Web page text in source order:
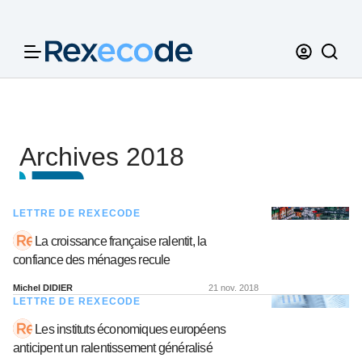
Archives 2018
LETTRE DE REXECODE
La croissance française ralentit, la
confiance des ménages recule
Michel DIDIER 21 nov. 2018
LETTRE DE REXECODE
Les instituts économiques européens
anticipent un ralentissement généralisé